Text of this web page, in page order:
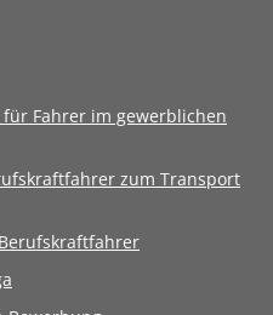
Fahrer im gewerblichen
zum Transport